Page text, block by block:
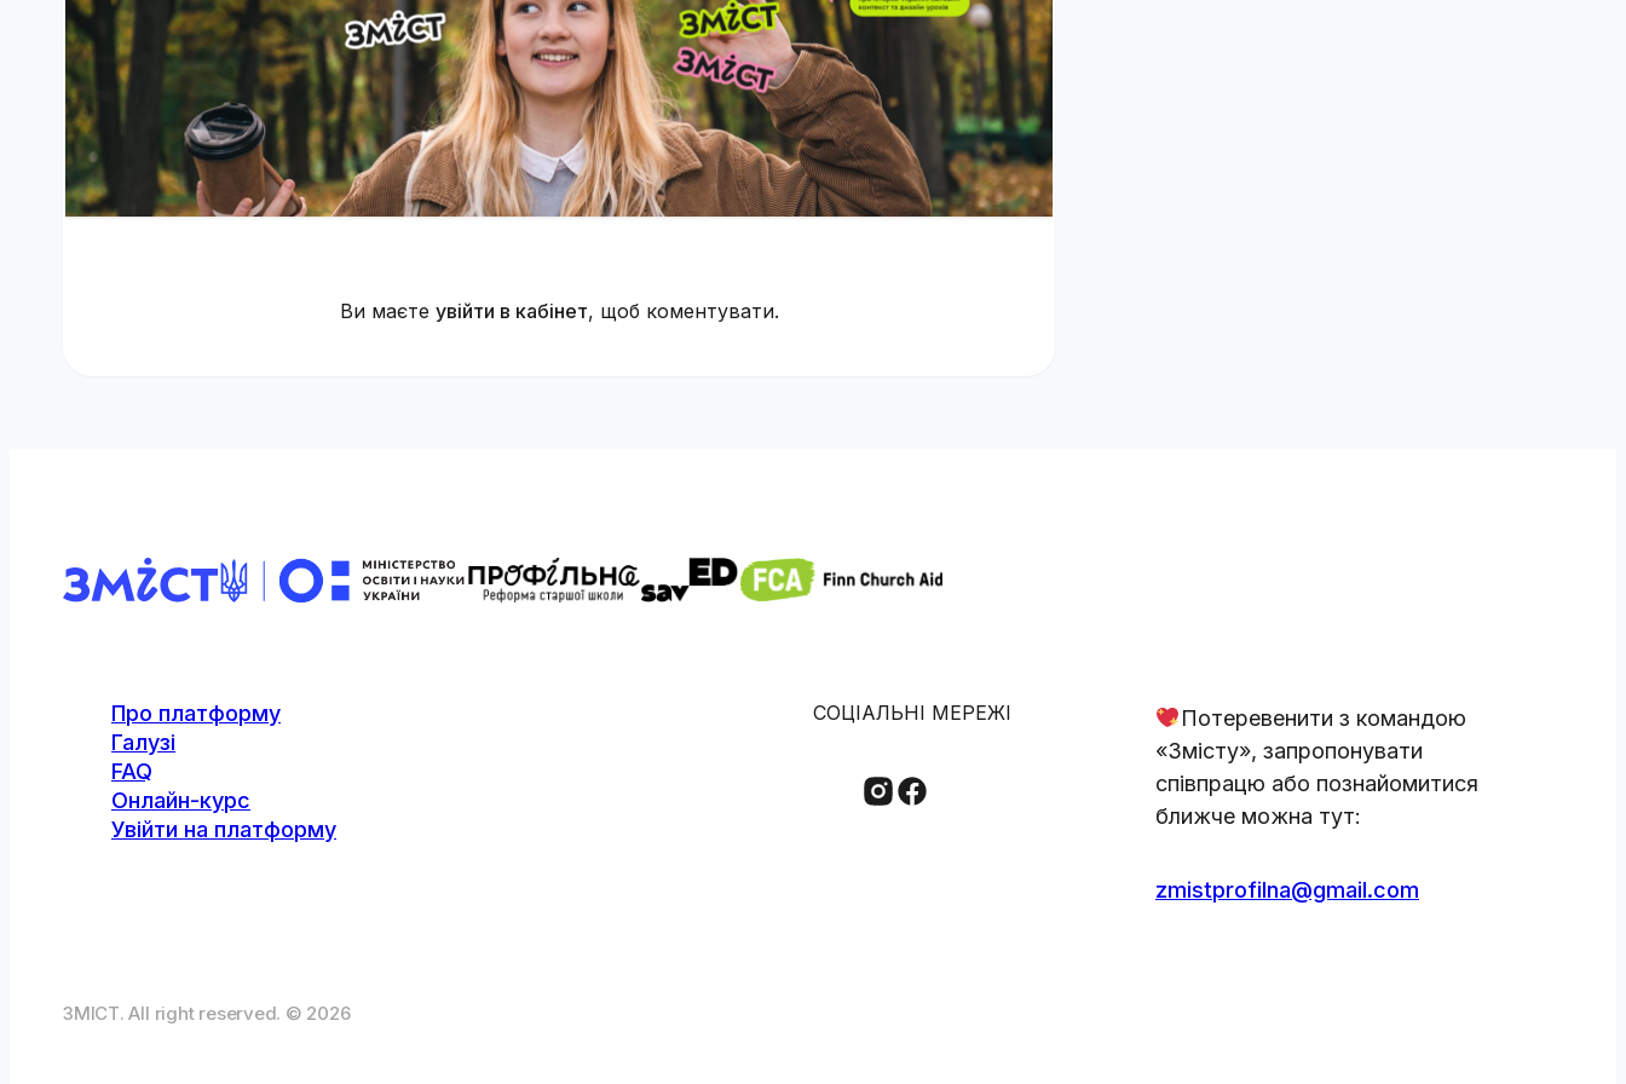
Ви маєте увійти в кабінет, щоб коментувати.
Про платформу
Галузі
FAQ
Онлайн-курс
Увійти на платформу
СОЦІАЛЬНІ МЕРЕЖІ
Потеревенити з командою
«Змісту», запропонувати
співпрацю або познайомитися
ближче можна тут:
zmistprofilna@gmail.com
ЗМІСТ. All right reserved. © 2026